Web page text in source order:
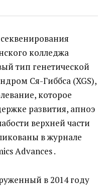
колледжа
тип генетической
Ся-Гиббса (XGS),
которое
развития, апноэ
верхней части
в журнале
Advances .
в 2014 году